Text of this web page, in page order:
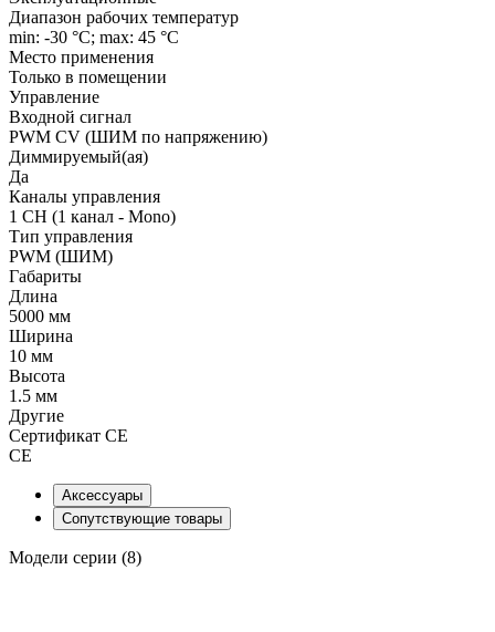
Диапазон рабочих температур
min: -30 °C; max: 45 °C
Место применения
Только в помещении
Управление
Входной сигнал
PWM СV (ШИМ по напряжению)
Диммируемый(ая)
Да
Каналы управления
1 CH (1 канал - Mono)
Тип управления
PWM (ШИМ)
Габариты
Длина
5000 мм
Ширина
10 мм
Высота
1.5 мм
Другие
Сертификат CE
CE
Аксессуары
Сопутствующие товары
Модели серии (8)